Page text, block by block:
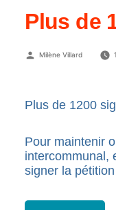
Plus de
Publié
Milène Villard
Plus de 1200
Pour maintenir
intercommunal,
signer la